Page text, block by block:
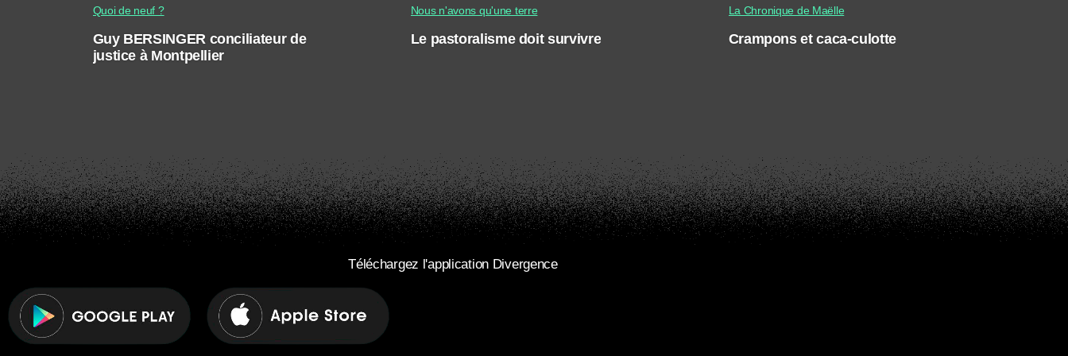
Quoi de neuf ?
Guy BERSINGER conciliateur de
justice à Montpellier
Nous n'avons qu'une terre
Le pastoralisme doit survivre
La Chronique de Maëlle
Crampons et caca-culotte
Téléchargez l'application Divergence